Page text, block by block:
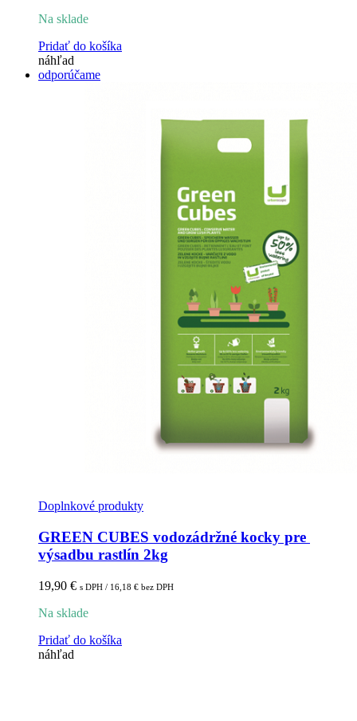
bola:
Na sklade
Pridať do košíka
náhľad
odporúčame
Doplnkové produkty
GREEN CUBES vodozádržné kocky pre
výsadbu rastlín 2kg
19,90 € s DPH / 16,18 € bez DPH
Na sklade
Pridať do košíka
náhľad